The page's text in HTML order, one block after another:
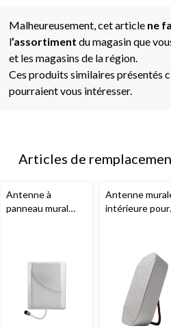
Malheureusement, cet article ne
l’assortiment du magasin que
et les magasins de la région.
Ces produits similaires présentés
pourraient vous intéresser.
Articles de
Antenne à
panneau mural
Antenne
intérieure pour
ohms, blanc